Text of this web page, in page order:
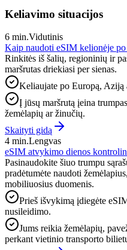
Keliavimo situacijos
6 min.Vidutinis
Kaip naudoti eSIM kelionėje po
Rinkitės iš šalių, regioninių ir
maršrutas driekiasi per sienas.
Keliaujate po Europą, Aziją
Į jūsų maršrutą įeina
žemėlapių ar žinučių.
Skaityti gidą
4 min.Lengvas
eSIM atvykimo dienos
Pasinaudokite šiuo trumpu
pradėtumėte naudoti
mobiliuosius duomenis.
Prieš išvykimą įdiegėte
nusileidimo.
Jums reikia žemėlapių,
perkant vietinio transporto